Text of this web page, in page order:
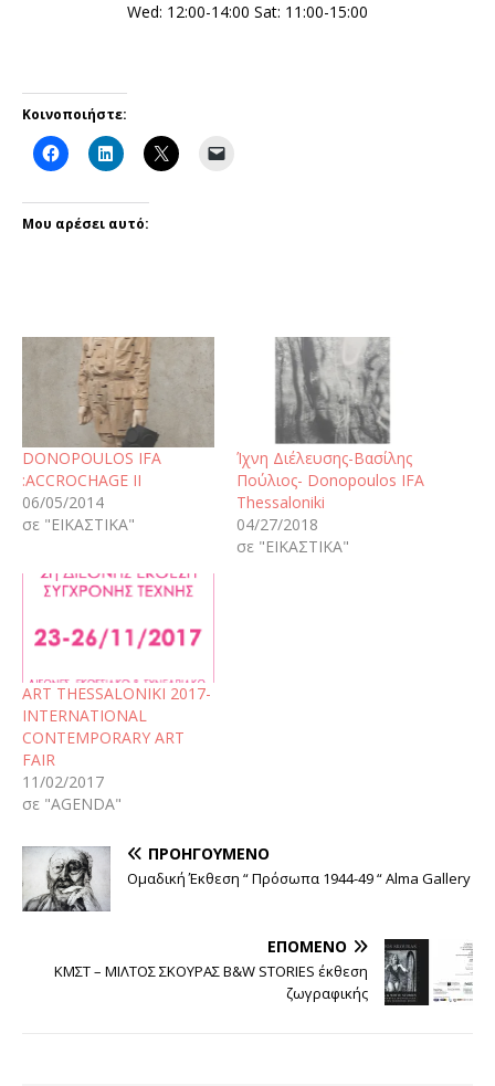
Wed: 12:00-14:00 Sat: 11:00-15:00
Κοινοποιήστε:
Μου αρέσει αυτό:
DONOPOULOS IFA
:ACCROCHAGE II
06/05/2014
σε "ΕΙΚΑΣΤΙΚΑ"
Ίχνη Διέλευσης-Βασίλης
Πούλιος- Donopoulos IFA
Thessaloniki
04/27/2018
σε "ΕΙΚΑΣΤΙΚΑ"
ART THESSALONIKI 2017-
INTERNATIONAL
CONTEMPORARY ART
FAIR
11/02/2017
σε "AGENDA"
ΠΡΟΗΓΟΎΜΕΝΟ
Ομαδική Έκθεση “ Πρόσωπα 1944-49 “ Alma Gallery
ΕΠΌΜΕΝΟ
ΚΜΣΤ – ΜΙΛΤΟΣ ΣΚΟΥΡΑΣ B&W STORIES έκθεση
ζωγραφικής